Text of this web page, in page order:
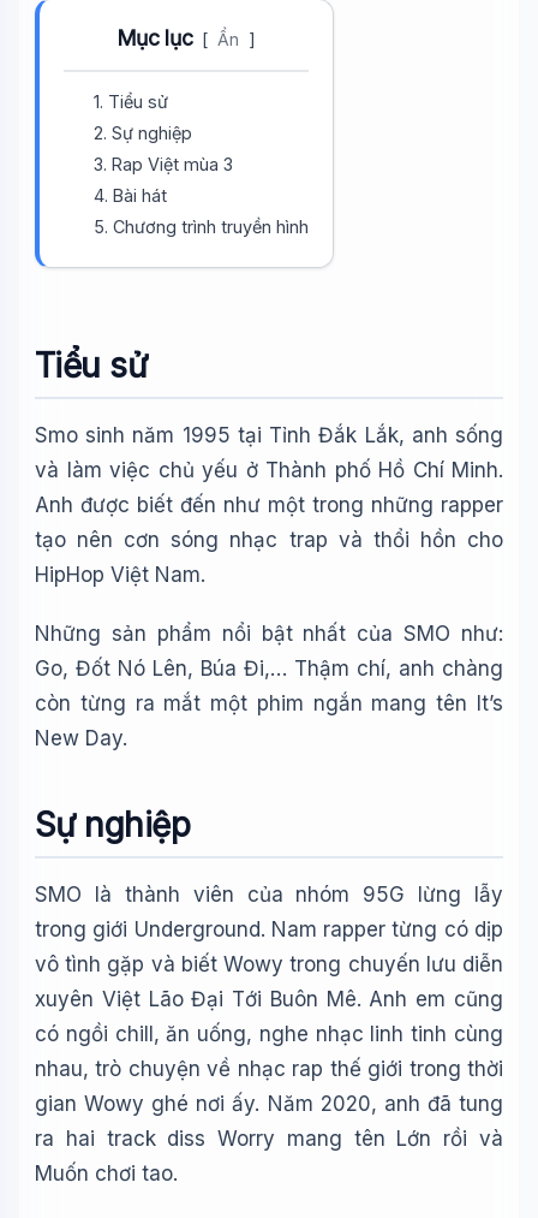
Mục lục [ Ẩn ]
1. Tiểu sử
2. Sự nghiệp
3. Rap Việt mùa 3
4. Bài hát
5. Chương trình truyền hình
Tiểu sử
Smo sinh năm 1995 tại Tỉnh Đắk Lắk, anh sống
và làm việc chủ yếu ở Thành phố Hồ Chí Minh.
Anh được biết đến như một trong những rapper
tạo nên cơn sóng nhạc trap và thổi hồn cho
HipHop Việt Nam.
Những sản phẩm nổi bật nhất của SMO như:
Go, Đốt Nó Lên, Búa Đi,… Thậm chí, anh chàng
còn từng ra mắt một phim ngắn mang tên It’s
New Day.
Sự nghiệp
SMO là thành viên của nhóm 95G lừng lẫy
trong giới Underground. Nam rapper từng có dịp
vô tình gặp và biết Wowy trong chuyến lưu diễn
xuyên Việt Lão Đại Tới Buôn Mê. Anh em cũng
có ngồi chill, ăn uống, nghe nhạc linh tinh cùng
nhau, trò chuyện về nhạc rap thế giới trong thời
gian Wowy ghé nơi ấy. Năm 2020, anh đã tung
ra hai track diss Worry mang tên Lớn rồi và
Muốn chơi tao.
🤖 Wiki Trợ Lý
Sẵn sàng hỗ trợ
🎓
Tôi là trợ lý AI của TuDienWiki. Hãy hỏi tôi bất kỳ điều gì
về các bài viết trên Wiki!
🪐 Sao Mộc là gì?